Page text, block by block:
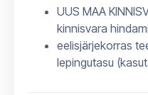
UUS MAA
kinnisvara
eelisjärjekorras
lepingutasu